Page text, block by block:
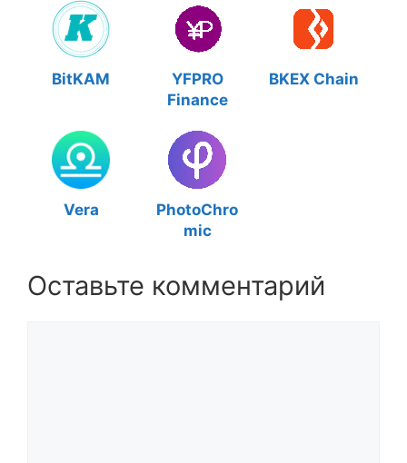
BitKAM
YFPRO
Finance
BKEX Chain
Vera
PhotoChro
mic
Оставьте комментарий